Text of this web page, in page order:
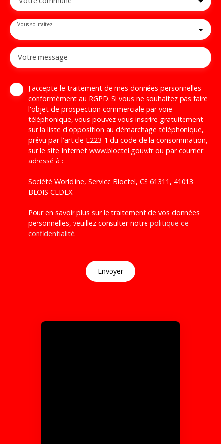
-
Vous souhaitez
Votre message
J'accepte le traitement de mes données personnelles
conformément au RGPD. Si vous ne souhaitez pas faire
l'objet de prospection commerciale par voie
téléphonique, vous pouvez vous inscrire gratuitement
sur la liste d'opposition au démarchage téléphonique,
prévu par l'article L223-1 du code de la consommation,
sur le site Internet www.bloctel.gouv.fr ou par courrier
adressé à :
Société Worldline, Service Bloctel, CS 61311, 41013
BLOIS CEDEX.
Pour en savoir plus sur le traitement de vos données
personnelles, veuillez consulter notre politique de
confidentialité.
Envoyer